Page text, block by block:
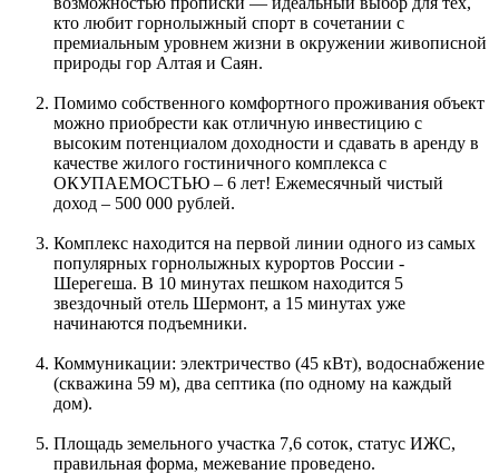
кто любит горнолыжный спорт в сочетании с
премиальным уровнем жизни в окружении живописной
природы гор Алтая и Саян.
Помимо собственного комфортного проживания объект
можно приобрести как отличную инвестицию с
высоким потенциалом доходности и сдавать в аренду в
качестве жилого гостиничного комплекса с
ОКУПАЕМОСТЬЮ – 6 лет! Ежемесячный чистый
доход – 500 000 рублей.
Комплекс находится на первой линии одного из самых
популярных горнолыжных курортов России -
Шерегеша. В 10 минутах пешком находится 5
звездочный отель Шермонт, а 15 минутах уже
начинаются подъемники.
Коммуникации: электричество (45 кВт), водоснабжение
(скважина 59 м), два септика (по одному на каждый
дом).
Площадь земельного участка 7,6 соток, статус ИЖС,
правильная форма, межевание проведено.